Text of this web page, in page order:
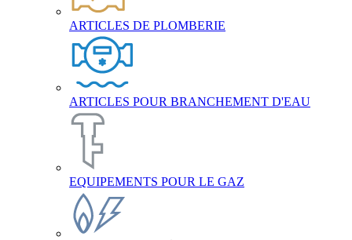
ARTICLES DE PLOMBERIE
ARTICLES POUR BRANCHEMENT D'EAU
EQUIPEMENTS POUR LE GAZ